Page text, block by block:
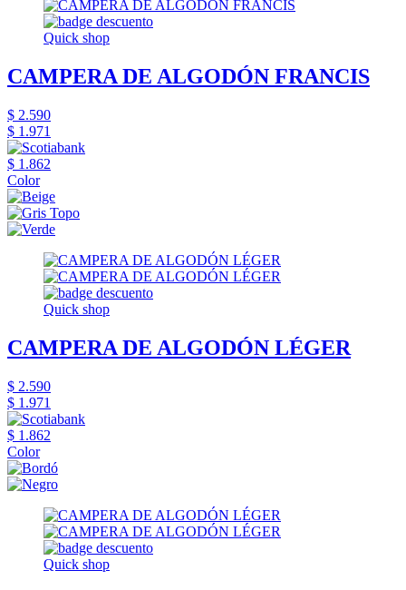
Quick shop
CAMPERA DE ALGODÓN FRANCIS
$ 2.590
$ 1.971
$ 1.862
Color
Quick shop
CAMPERA DE ALGODÓN LÉGER
$ 2.590
$ 1.971
$ 1.862
Color
Quick shop